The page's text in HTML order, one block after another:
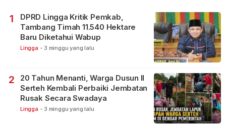
1
DPRD Lingga Kritik Pemkab,
Tambang Timah 11.540 Hektare
Baru Diketahui Wabup
Lingga - 3 minggu yang lalu
2
20 Tahun Menanti, Warga Dusun II
Serteh Kembali Perbaiki Jembatan
Rusak Secara Swadaya
Lingga - 3 minggu yang lalu